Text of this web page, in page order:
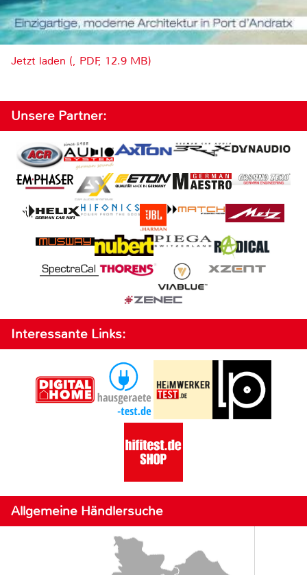
Jetzt laden (, PDF, 12.9 MB)
Unsere Partner:
Interessante Links:
Allgemeine Händlersuche